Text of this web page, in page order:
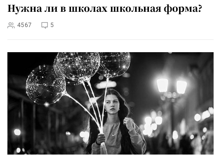
Нужна ли в школах школьная форма?
4567 5